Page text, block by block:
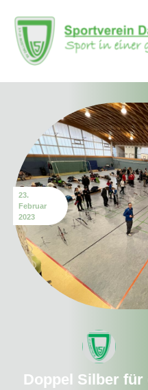
23.
Februar
2023
Doppel Silber für